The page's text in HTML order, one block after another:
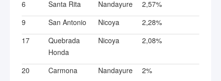
6
Santa Rita Nandayure
2,57%
9
San Antonio Nicoya
2,28%
17
Quebrada
Honda
Nicoya 2,08%
20 Carmona Nandayure
2%